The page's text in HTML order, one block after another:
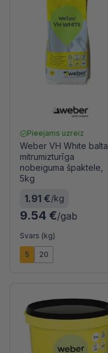
Pieejams uzreiz
Weber VH White balta
mitrumizturīga
nobeiguma špaktele,
5kg
1.91 €/kg
9.54 €/gab
Svars (kg)
5 20